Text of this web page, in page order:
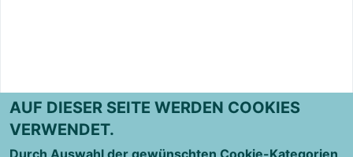
AUF DIESER SEITE WERDEN COOKIES
VERWENDET.
Durch Auswahl der gewünschten Cookie-Kategorien,